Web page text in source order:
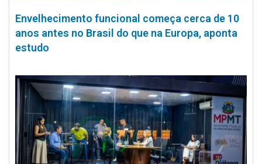
Envelhecimento funcional começa cerca de 10
anos antes no Brasil do que na Europa, aponta
estudo